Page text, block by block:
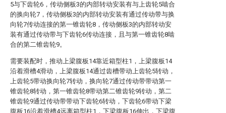
5与下齿轮6，传动侧板3的内部转动安装有与上齿轮5啮合
的换向轮7，传动侧板3的内部转动安装有通过传动带与换
向轮7传动连接的第一锥齿轮8，传动侧板3的内部转动安
装有通过传动带与下齿轮6传动连接，且与第一锥齿轮8啮
合的第二锥齿轮9。
需要装配时，推动上梁腹板14靠近箱型柱1，上梁腹板14
沿着滑槽4滑动，上梁腹板14通过齿槽带动上齿轮5转动，
上齿轮5带动换向轮7转动，换向轮7通过传动带带动第一
锥齿轮8转动，第一锥齿轮8带动第二锥齿轮9转动，第二
锥齿轮9通过传动带带动下齿轮6转动，下齿轮6带动下梁
腹板16沿着滑槽4远离箱型柱1，下梁腹板16伸出，下梁腹